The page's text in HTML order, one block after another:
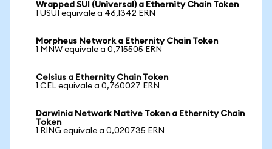
Wrapped SUI (Universal) a Ethernity Chain Token
1 USUI equivale a 46,1342 ERN
Morpheus Network a Ethernity Chain Token
1 MNW equivale a 0,715505 ERN
Celsius a Ethernity Chain Token
1 CEL equivale a 0,760027 ERN
Darwinia Network Native Token a Ethernity Chain
Token
1 RING equivale a 0,020735 ERN